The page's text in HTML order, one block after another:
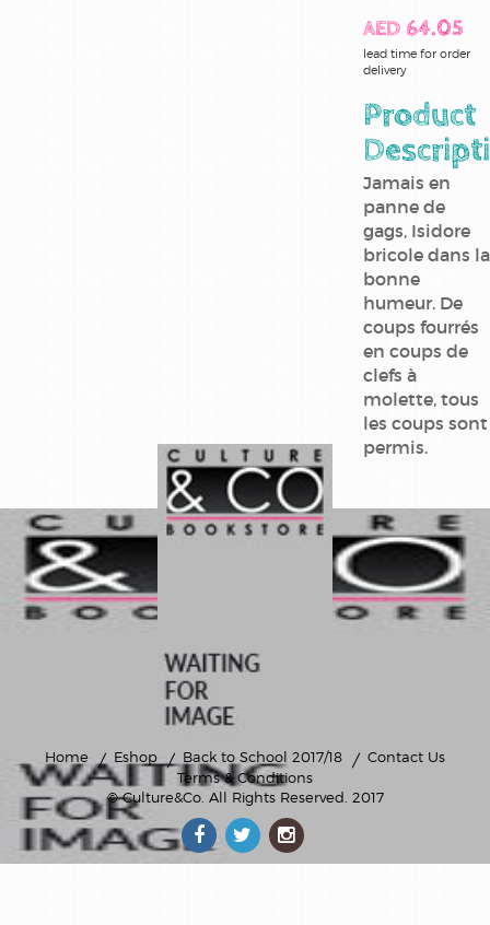
kid
paddle
lapins
cretins
le
royaume
animaux
AED 64.05
lead time for order
delivery
Product
Jamais en
panne de
gags, Isidore
bricole dans la
bonne
humeur. De
coups fourrés
en coups de
clefs à
molette, tous
les coups sont
permis.
Home Eshop Back to School 2017/18
Contact Us
Terms & Conditions
© Culture&Co. All Rights Reserved. 2017